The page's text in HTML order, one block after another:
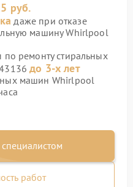
руб.
даже при отказе
машину Whirlpool
ремонту стиральных
до 3-х лет
машин Whirlpool
работ